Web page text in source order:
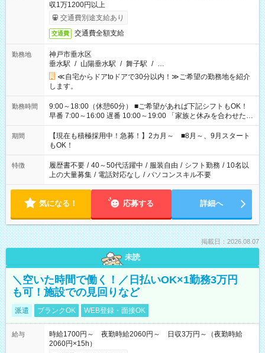
収1万1200円以上
交通費別途支給あり
交通費 交通費全額支給
勤務地
神戸市垂水区
垂水駅 / 山陽垂水駅 / 舞子駅 / …
≪自宅からドアtoドアで30分以内！≫ご希望の勤務地を紹介
します。
勤務時間
9:00～18:00（休憩60分） ■ご希望があれば下記シフトもOK！
早番 7:00～16:00 遅番 10:00～19:00 「家族と休みを合わせた
い」 「余裕を持って夕飯の準備がしたい」 「できれば残業はし
たくない」 など、ご希望を教えてくださいね。 ※Wワーク希望
の方へ 今ご覧のお仕事で希望する勤務時間と、もう1つのお仕事
の勤務時間。 合計で週40時間を超える場合は応募できません。
期間
【現在も積極採用中！急募！】2カ月～ ■8月～、9月スタート
もOK！
特徴 履歴書不要 / 40～50代活躍中 / 服装自由 / シフト勤務 / 10名以
上の大量募集 / 電話対応なし / パソコンスキル不要
気になる！ 応募する 詳細へ
掲載日：2026.08.07
未読
＼空いた時間で働く！／日払いOK×1勤務3万円
も可！施設での見回りなど
派遣 ブランクOK WEB登録・面接OK
給与
時給1700円～ 夜勤時給2060円～ 日収3万円～（夜勤時給
2060円×15h）